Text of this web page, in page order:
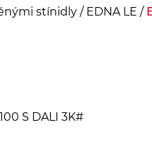
stínidly / EDNA LE /
S DALI 3K#